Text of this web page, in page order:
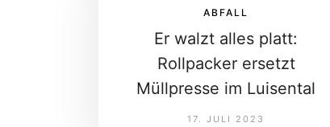
ABFALL
Er walzt alles platt:
Rollpacker ersetzt
Müllpresse im Luisental
17. JULI 2023